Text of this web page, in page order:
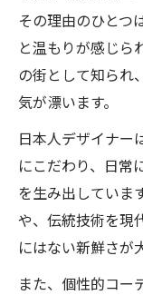
その理由のひとつ
と温もりが感じら
の街として知られ
気が漂います。
日本人デザイナー
にこだわり、日常
を生み出していま
や、伝統技術を現
にはない新鮮さが
また、個性的コー